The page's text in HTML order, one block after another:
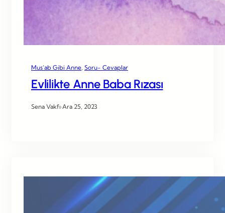
Mus’ab Gibi Anne Soru- Cevaplar
Evlilikte Anne Baba Rızası
Sena Vakfı·Ara 25, 2023